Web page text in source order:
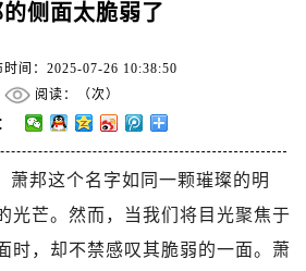
侧面太脆弱了
时间：2025-07-26 10:38:50
阅读：（次）
萧邦这个名字如同一颗璀璨的明
光芒。然而，当我们将目光聚焦于
时，却不禁感叹其脆弱的一面。萧